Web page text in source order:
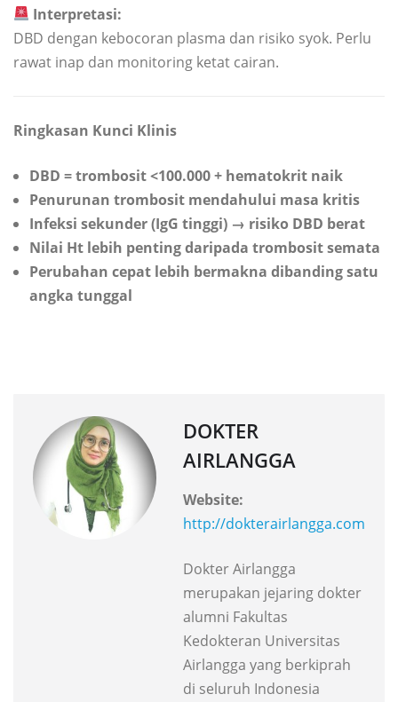
Interpretasi:
DBD dengan kebocoran plasma dan risiko syok. Perlu
rawat inap dan monitoring ketat cairan.
Ringkasan Kunci Klinis
DBD = trombosit <100.000 + hematokrit naik
Penurunan trombosit mendahului masa kritis
Infeksi sekunder (IgG tinggi) → risiko DBD berat
Nilai Ht lebih penting daripada trombosit semata
Perubahan cepat lebih bermakna dibanding satu
angka tunggal
DOKTER
AIRLANGGA
Website:
http://dokterairlangga.com
Dokter Airlangga
merupakan jejaring dokter
alumni Fakultas
Kedokteran Universitas
Airlangga yang berkiprah
di seluruh Indonesia